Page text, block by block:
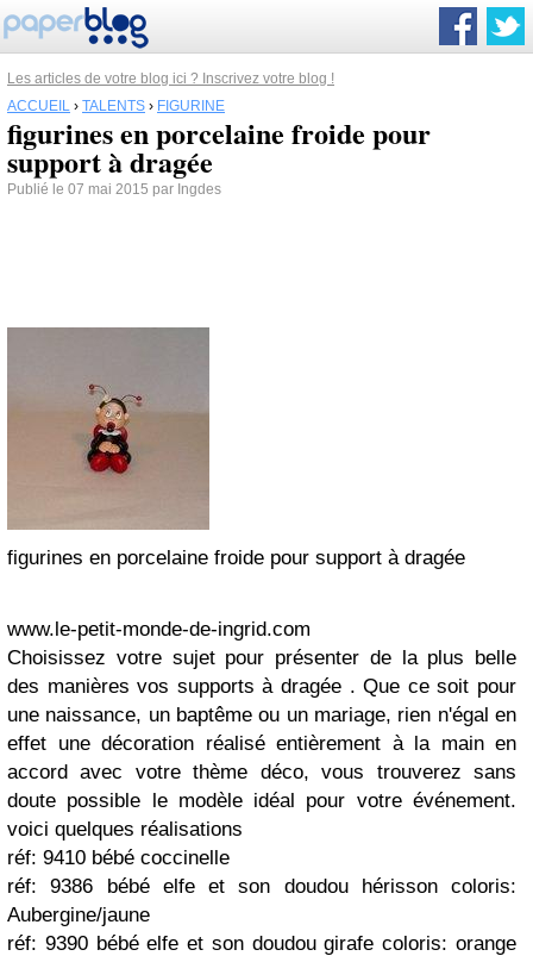
Les articles de votre blog ici ? Inscrivez votre blog !
ACCUEIL › TALENTS › FIGURINE
figurines en porcelaine froide pour
support à dragée
Publié le 07 mai 2015 par Ingdes
figurines en porcelaine froide pour support à dragée
www.le-petit-monde-de-ingrid.com
Choisissez votre sujet pour présenter de la plus belle
des manières vos supports à dragée . Que ce soit pour
une naissance, un baptême ou un mariage, rien n'égal en
effet une décoration réalisé entièrement à la main en
accord avec votre thème déco, vous trouverez sans
doute possible le modèle idéal pour votre événement.
voici quelques réalisations
réf: 9410 bébé coccinelle
réf: 9386 bébé elfe et son doudou hérisson coloris:
Aubergine/jaune
réf: 9390 bébé elfe et son doudou girafe coloris: orange